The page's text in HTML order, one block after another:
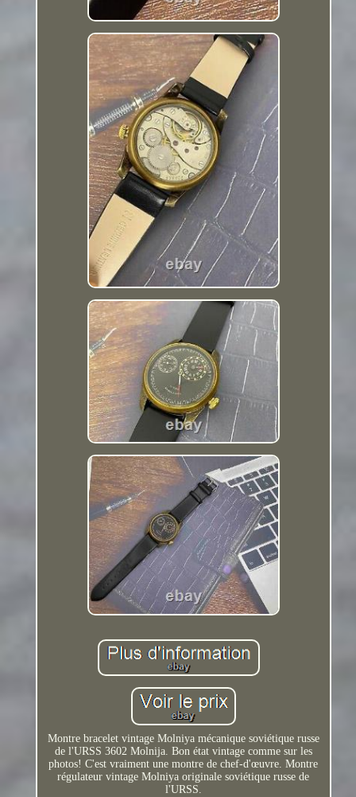
Montre bracelet vintage Molniya mécanique soviétique russe
de l'URSS 3602 Molnija. Bon état vintage comme sur les
photos! C'est vraiment une montre de chef-d'œuvre. Montre
régulateur vintage Molniya originale soviétique russe de
l'URSS.